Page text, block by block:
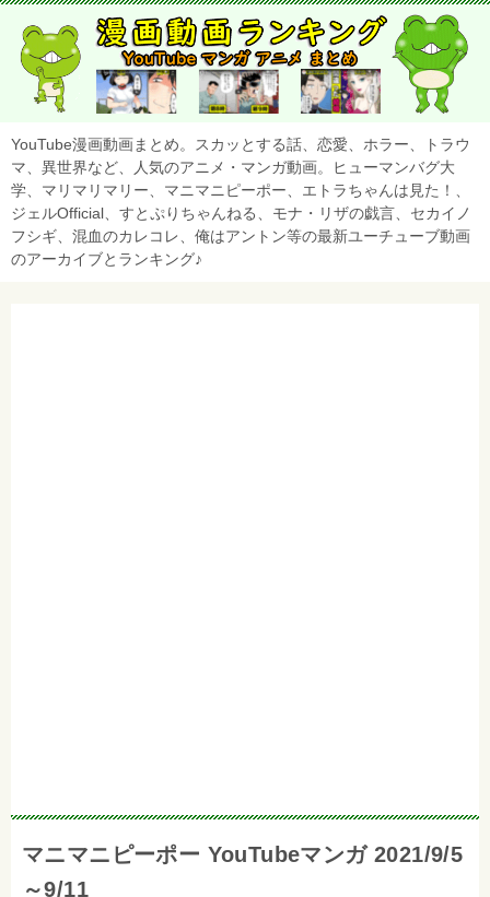
YouTube漫画動画まとめ。スカッとする話、恋愛、ホラー、トラウ
マ、異世界など、人気のアニメ・マンガ動画。ヒューマンバグ大
学、マリマリマリー、マニマニピーポー、エトラちゃんは見た！、
ジェルOfficial、すとぷりちゃんねる、モナ・リザの戯言、セカイノ
フシギ、混血のカレコレ、俺はアントン等の最新ユーチューブ動画
のアーカイブとランキング♪
マニマニピーポー YouTubeマンガ 2021/9/5
～9/11